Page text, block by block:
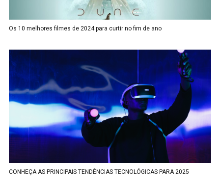
Os 10 melhores filmes de 2024 para curtir no fim de ano
CONHEÇA AS PRINCIPAIS TENDÊNCIAS TECNOLÓGICAS PARA 2025